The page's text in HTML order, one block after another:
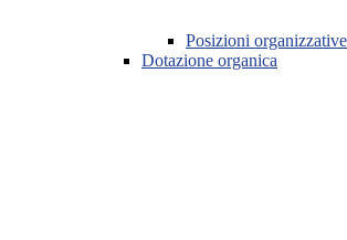
Posizioni organizzative
Dotazione organica